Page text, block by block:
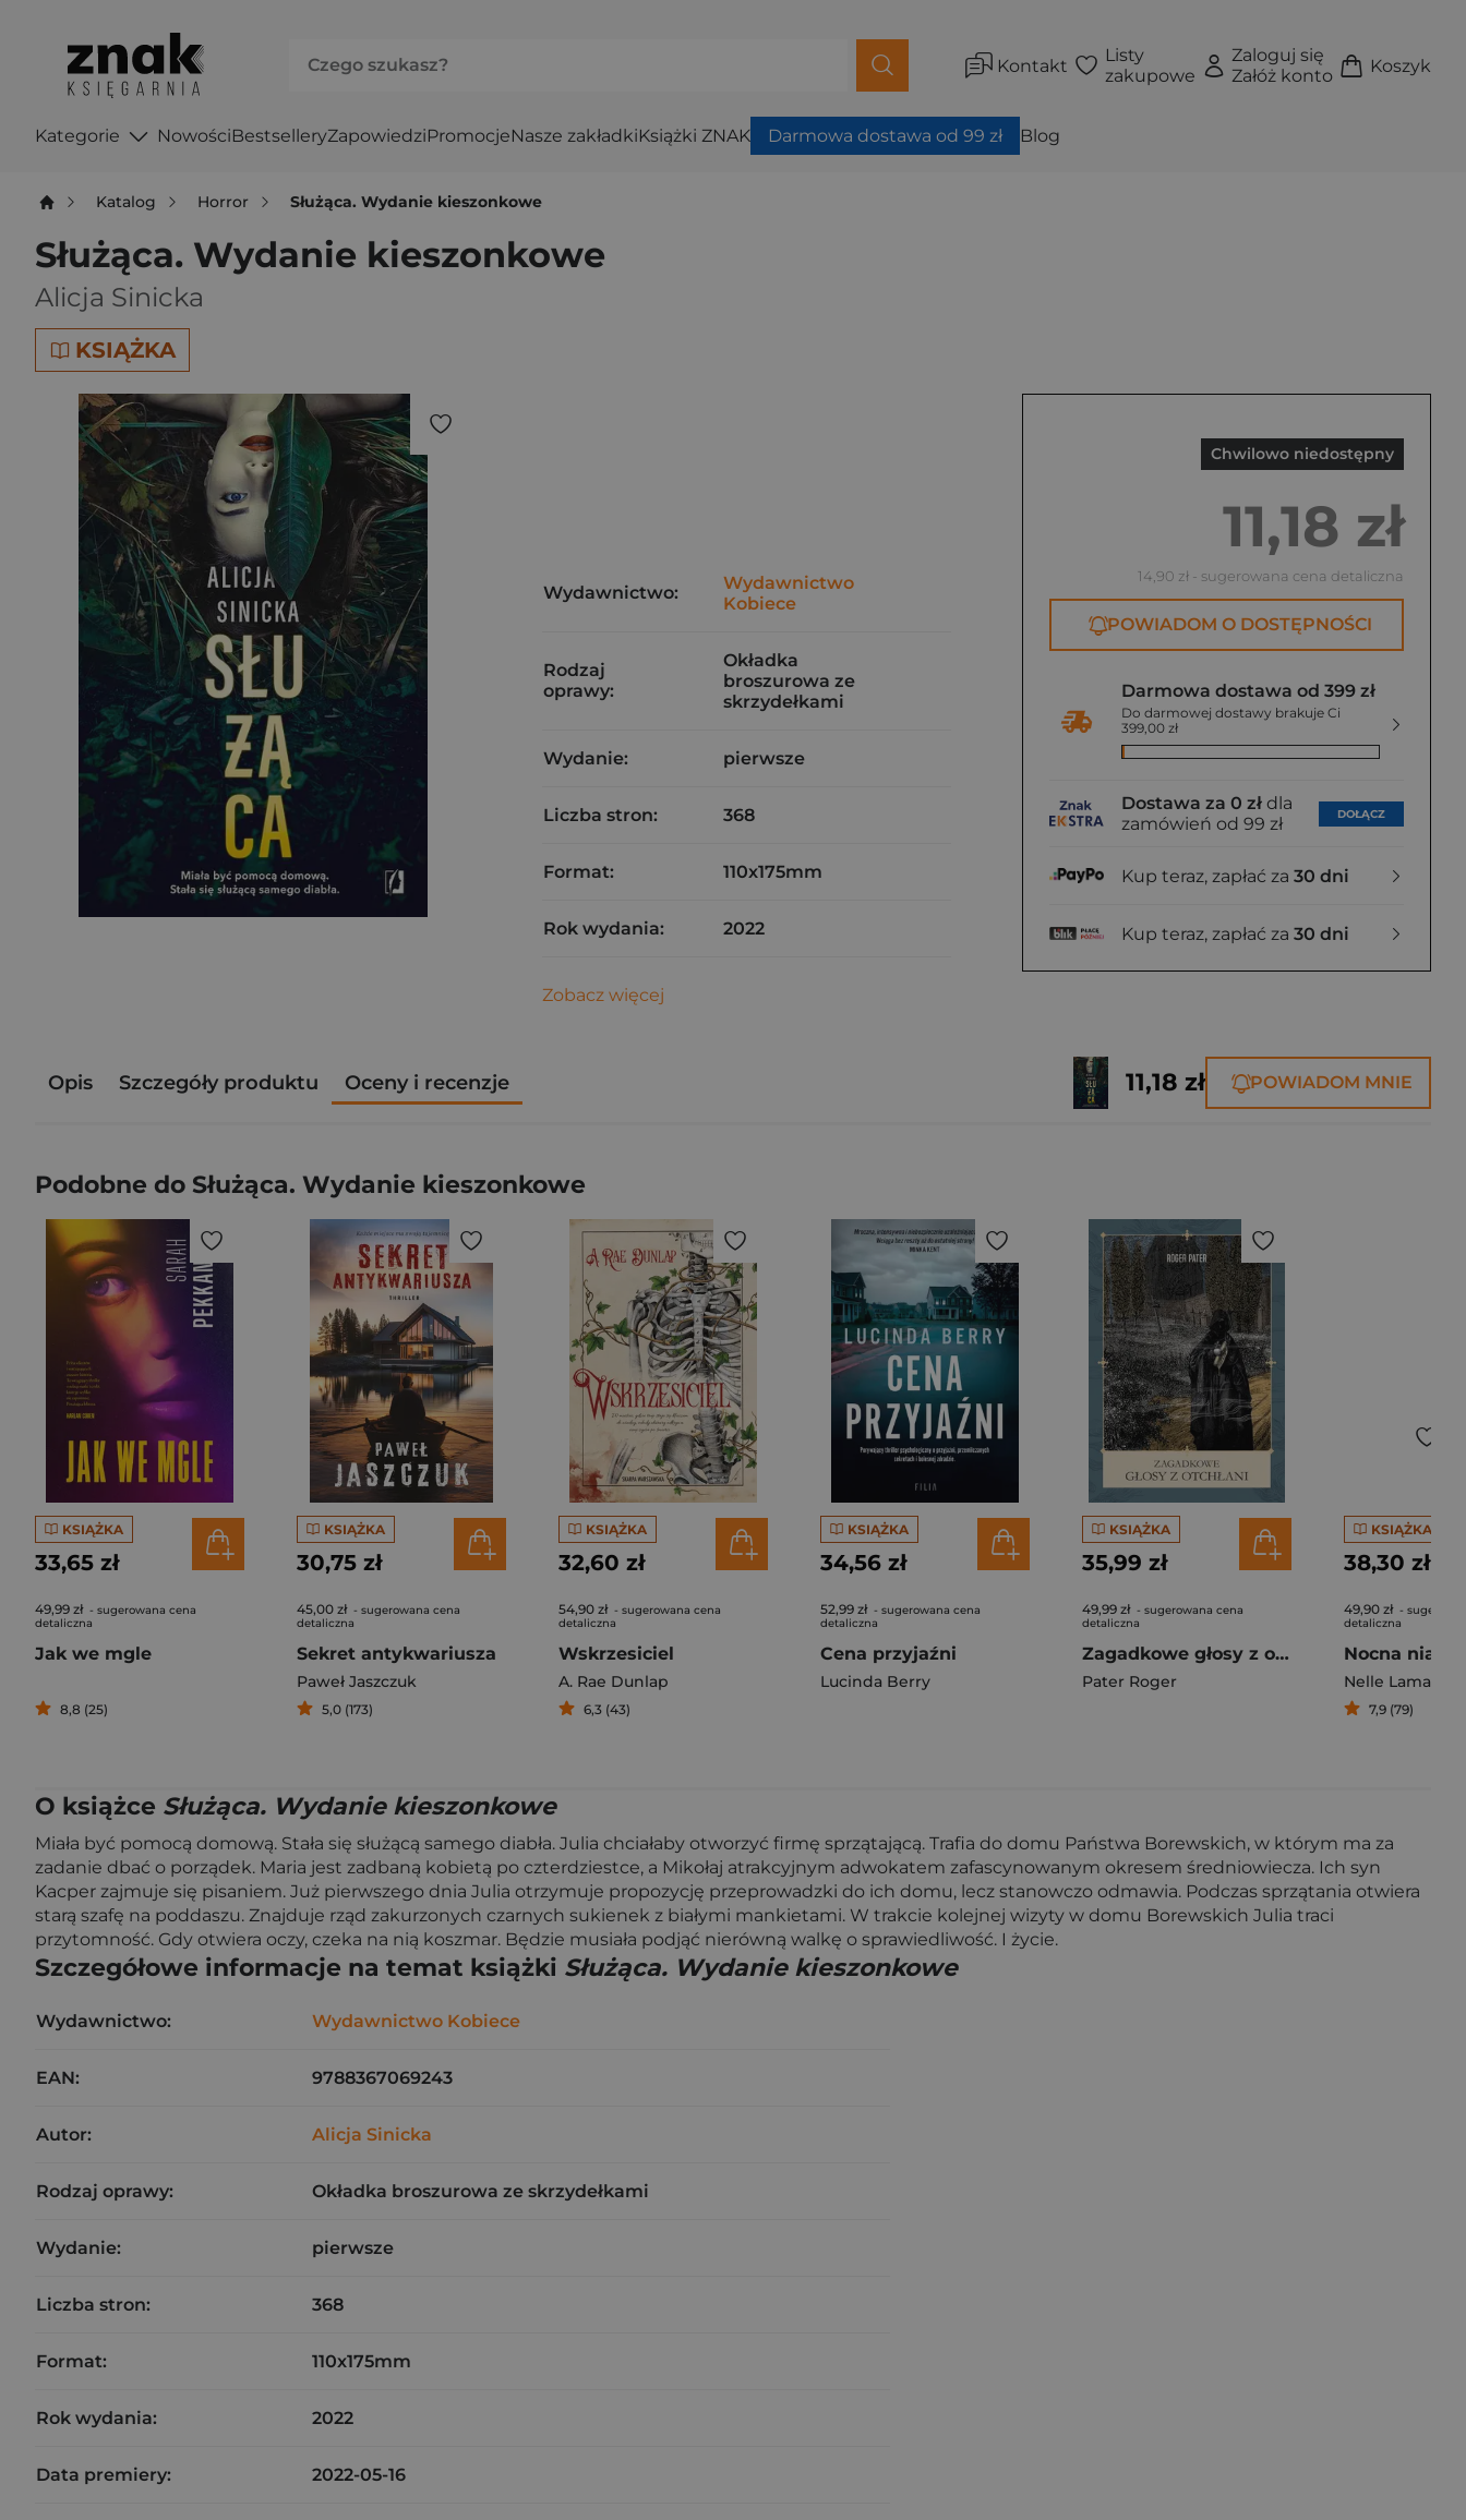
Kontakt
Listy
zakupowe
Zaloguj się
Załóż konto
Koszyk
Kategorie NowościBestselleryZapowiedziPromocjeNasze zakładkiKsiążki ZNAK Darmowa dostawa od 99 zł Blog
Katalog Horror Służąca. Wydanie kieszonkowe
Służąca. Wydanie kieszonkowe
Alicja Sinicka
KSIĄŻKA
Chwilowo niedostępny
11,18 zł
14,90 zł - sugerowana cena detaliczna
POWIADOM O DOSTĘPNOŚCI
Darmowa dostawa od 399 zł
Do darmowej dostawy brakuje Ci
399,00 zł
Dostawa za 0 zł dla
zamówień od 99 zł
DOŁĄCZ
Kup teraz, zapłać za 30 dni
Kup teraz, zapłać za 30 dni
Wydawnictwo:
Wydawnictwo
Kobiece
Rodzaj
oprawy:
Okładka
broszurowa ze
skrzydełkami
Wydanie: pierwsze
Liczba stron: 368
Format: 110x175mm
Rok wydania: 2022
Zobacz więcej
Opis Szczegóły produktu Oceny i recenzje 11,18 zł POWIADOM MNIE
Podobne do Służąca. Wydanie kieszonkowe
KSIĄŻKA
33,65 zł
49,99 zł - sugerowana cena
detaliczna
Jak we mgle
8,8 (25)
KSIĄŻKA
30,75 zł
45,00 zł - sugerowana cena
detaliczna
Sekret antykwariusza
Paweł Jaszczuk
5,0 (173)
KSIĄŻKA
32,60 zł
54,90 zł - sugerowana cena
detaliczna
Wskrzesiciel
A. Rae Dunlap
6,3 (43)
KSIĄŻKA
34,56 zł
52,99 zł - sugerowana cena
detaliczna
Cena przyjaźni
Lucinda Berry
KSIĄŻKA
35,99 zł
49,99 zł - sugerowana cena
detaliczna
Zagadkowe głosy z otchłani
Pater Roger
KSIĄŻKA
38,30 zł
49,90 zł -
detaliczna
Nocna niania
Nelle Lamarr
7,9 (79)
O książce Służąca. Wydanie kieszonkowe
Miała być pomocą domową. Stała się służącą samego diabła. Julia chciałaby otworzyć firmę sprzątającą. Trafia do domu Państwa Borewskich, w którym ma za
zadanie dbać o porządek. Maria jest zadbaną kobietą po czterdziestce, a Mikołaj atrakcyjnym adwokatem zafascynowanym okresem średniowiecza. Ich syn
Kacper zajmuje się pisaniem. Już pierwszego dnia Julia otrzymuje propozycję przeprowadzki do ich domu, lecz stanowczo odmawia. Podczas sprzątania otwiera
starą szafę na poddaszu. Znajduje rząd zakurzonych czarnych sukienek z białymi mankietami. W trakcie kolejnej wizyty w domu Borewskich Julia traci
przytomność. Gdy otwiera oczy, czeka na nią koszmar. Będzie musiała podjąć nierówną walkę o sprawiedliwość. I życie.
Szczegółowe informacje na temat książki Służąca. Wydanie kieszonkowe
Wydawnictwo: Wydawnictwo Kobiece
EAN: 9788367069243
Autor: Alicja Sinicka
Rodzaj oprawy: Okładka broszurowa ze skrzydełkami
Wydanie: pierwsze
Liczba stron: 368
Format: 110x175mm
Rok wydania: 2022
Data premiery: 2022-05-16